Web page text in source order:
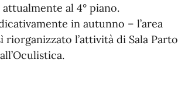
al 4° piano.
in autunno – l’area
riorganizzato l’attività di Sala Parto